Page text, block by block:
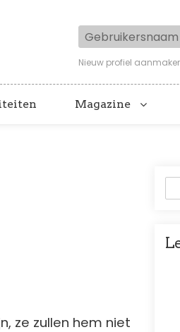
Gebruikersnaam
Nieuw profiel
Magazine
ze zullen hem niet